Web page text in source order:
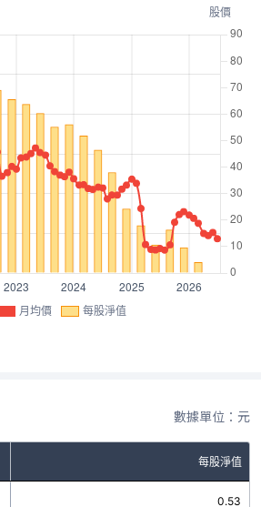
月均價 每股淨值
數據單位：元
每股淨值
0.53